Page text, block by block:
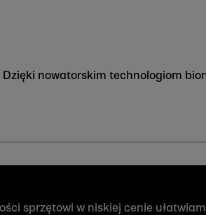
nowatorskim technologiom
sprzętowi w niskiej cenie